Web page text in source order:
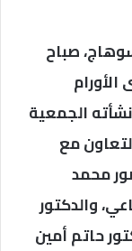
صباح
الأورام
الجمعية
مع
محمد
والدكتور
حاتم أمين